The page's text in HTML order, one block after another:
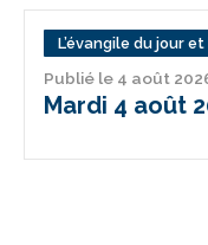
L’évangile du jour
Publié le 4 août
Mardi 4 août